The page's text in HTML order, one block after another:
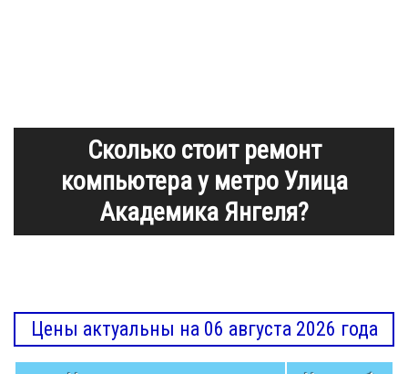
Сколько стоит ремонт
компьютера у метро Улица
Академика Янгеля?
Цены актуальны на 06 августа 2026 года